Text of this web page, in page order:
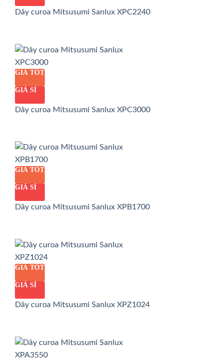
Dây curoa Mitsusumi Sanlux XPC2240
GIÁ TỐT
GIÁ SỈ
Dây curoa Mitsusumi Sanlux XPC3000
GIÁ TỐT
GIÁ SỈ
Dây curoa Mitsusumi Sanlux XPB1700
GIÁ TỐT
GIÁ SỈ
Dây curoa Mitsusumi Sanlux XPZ1024